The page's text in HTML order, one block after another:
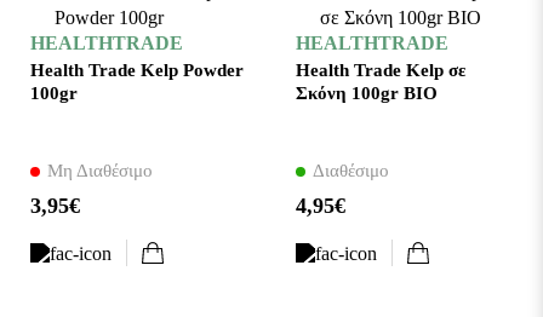
HEALTHTRADE
Health Trade Kelp Powder
100gr
Μη Διαθέσιμο
3,95€
HEALTHTRADE
Health Trade Kelp σε
Σκόνη 100gr BIO
Διαθέσιμο
4,95€